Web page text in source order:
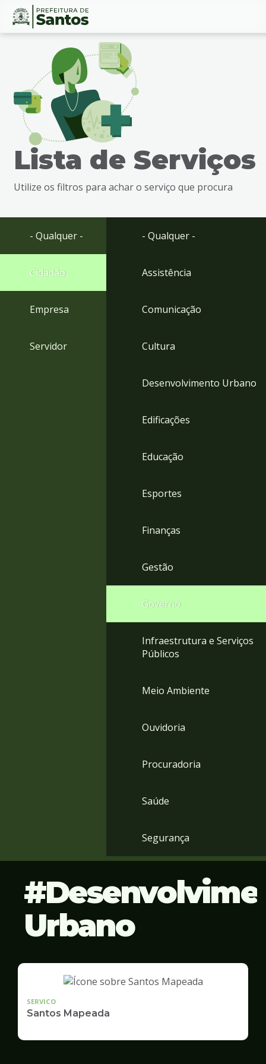
Ir
busca
Ir
rodapé
Conteúdo
Lista de Serviços
Utilize os filtros para achar o serviço que procura
- Qualquer -
Cidadão
Empresa
Servidor
- Qualquer -
Assistência
Comunicação
Cultura
Desenvolvimento Urbano
Edificações
Educação
Esportes
Finanças
Gestão
Governo
Infraestrutura e Serviços
Públicos
Meio Ambiente
Ouvidoria
Procuradoria
Saúde
Segurança
Urbano
SERVICO
Santos Mapeada